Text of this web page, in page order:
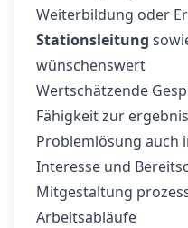
Weiterbildung oder
Stationsleitung
wünschenswert
Wertschätzende
Fähigkeit zur
Problemlösung auch
Interesse und
Mitgestaltung
Arbeitsabläufe